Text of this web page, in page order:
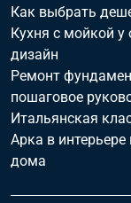
Как выбрать
Кухня с мойкой у
дизайн
Ремонт
пошаговое
Итальянская
Арка в
дома